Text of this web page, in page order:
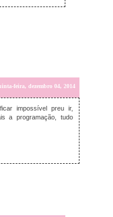
feira, dezembro 04, 2014
impossível preu ir,
a programação, tudo